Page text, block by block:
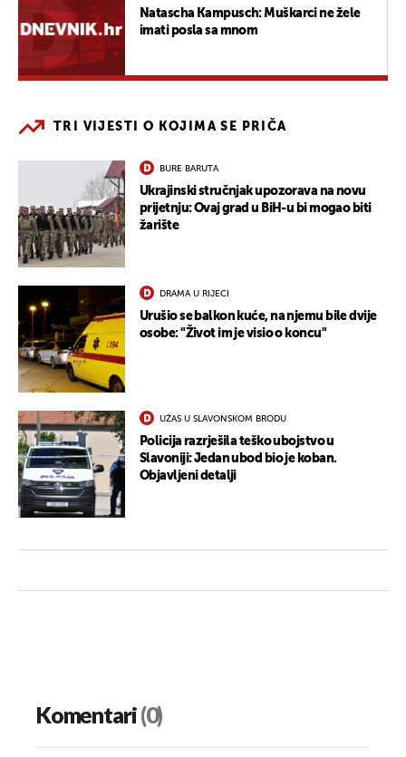
Natascha Kampusch: Muškarci ne žele
imati posla sa mnom
TRI VIJESTI O KOJIMA SE PRIČA
BURE BARUTA
Ukrajinski stručnjak upozorava na novu
prijetnju: Ovaj grad u BiH-u bi mogao biti
žarište
DRAMA U RIJECI
Urušio se balkon kuće, na njemu bile dvije
osobe: "Život im je visio o koncu"
UŽAS U SLAVONSKOM BRODU
Policija razrješila teško ubojstvo u
Slavoniji: Jedan ubod bio je koban.
Objavljeni detalji
Komentari(0)